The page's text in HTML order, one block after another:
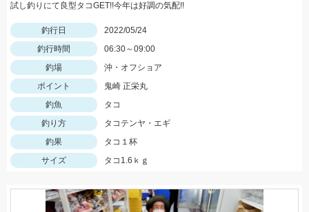
試し釣りにて良型タコGET!!今年は好調の気配!!
釣行日
2022/05/24
釣行時間
06:30～09:00
釣場
沖・オフショア
ポイント
鬼崎 正栄丸
釣魚
タコ
釣り方
タコテンヤ・エギ
釣果
タコ１杯
サイズ
タコ1.6ｋｇ